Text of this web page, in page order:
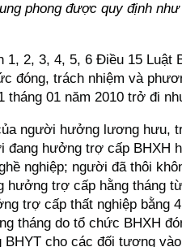
phong được quy định
1, 2, 3, 4, 5, 6 Điều 15 Luật
đóng, trách nhiệm và
tháng 01 năm 2010 trở đi
người hưởng lương hưu,
đang hưởng trợ cấp BHXH
nghiệp; người đã thôi
hưởng trợ cấp hằng tháng
trợ cấp thất nghiệp bằng
tháng do tổ chức BHXH
cho các đối tượng